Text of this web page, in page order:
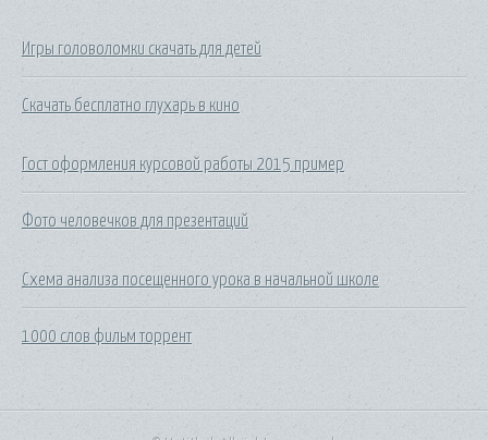
Игры головоломки скачать для детей
Скачать бесплатно глухарь в кино
Гост оформления курсовой работы 2015 пример
Фото человечков для презентаций
Схема анализа посещенного урока в начальной школе
1000 слов фильм торрент